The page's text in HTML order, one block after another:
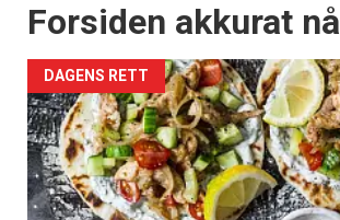
Forsiden akkurat nå
DAGENS RETT